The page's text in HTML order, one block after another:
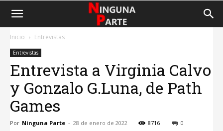
Inicio Entrevistas
Entrevistas
Entrevista a Virginia Calvo
y Gonzalo G.Luna, de Path
Games
Por Ninguna Parte - 28 de enero de 2022 8716 0